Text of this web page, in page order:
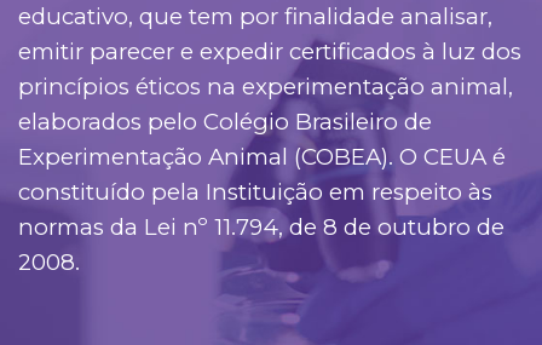
educativo, que tem por finalidade analisar,
emitir parecer e expedir certificados à luz dos
princípios éticos na experimentação animal,
elaborados pelo Colégio Brasileiro de
Experimentação Animal (COBEA). O CEUA é
constituído pela Instituição em respeito às
normas da Lei nº 11.794, de 8 de outubro de
2008.